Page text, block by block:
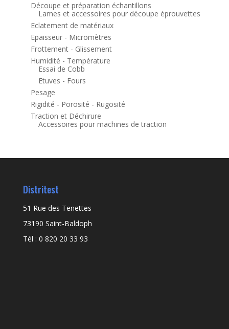
Découpe et préparation échantillons
Lames et accessoires pour découpe éprouvettes
Eclatement de matériaux
Epaisseur - Micromètres
Frottement - Glissement
Humidité - Température
Essai de Cobb
Etuves - Fours
Pesage
Rigidité - Porosité - Rugosité
Traction et Déchirure
Accessoires pour machines de traction
Distritest
51 Rue des Tenettes
73190 Saint-Baldoph
Tél : 0 820 20 33 93